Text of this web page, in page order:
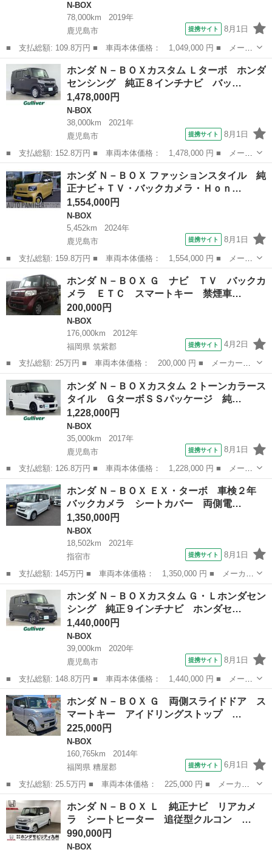
N-BOX
78,000km
2019年
鹿児島市
提携サイト 8月1日
■ 支払総額: 109.8万円 ■ 車両本体価格： 1,049,000 円 ■ メーカ
ー名： ホンダ ■ 車種名： Ｎ－ＢＯＸカスタム ■ グレード
名： Ｇ・Ｌホンダセンシング 純正ナビ ホンダセンシング 両側
パワースライ...
鹿児島 鹿児島市 N-BOX
ホンダ Ｎ－ＢＯＸカスタム Ｌターボ ホンダ
センシング 純正８インチナビ バッ…
1,478,000円
N-BOX
38,000km
2021年
鹿児島市
提携サイト 8月1日
■ 支払総額: 152.8万円 ■ 車両本体価格： 1,478,000 円 ■ メーカ
ー名： ホンダ ■ 車種名： Ｎ－ＢＯＸカスタム ■ グレード
名： Ｌターボ ホンダセンシング 純正８インチナビ バックカメ
ラ 両側パワ...
鹿児島 鹿児島市 N-BOX
ホンダ Ｎ－ＢＯＸ ファッションスタイル 純
正ナビ＋ＴＶ・バックカメラ・Ｈｏｎ…
1,554,000円
N-BOX
5,452km
2024年
鹿児島市
提携サイト 8月1日
■ 支払総額: 159.8万円 ■ 車両本体価格： 1,554,000 円 ■ メーカ
ー名： ホンダ ■ 車種名： Ｎ－ＢＯＸ ■ グレード名： ファッ
ションスタイル 純正ナビ＋ＴＶ・バックカメラ・ＨｏｎｄａＳＥＮ
ＳＩＮＧ...
鹿児島 鹿児島市 N-BOX
ホンダ Ｎ－ＢＯＸ Ｇ ナビ ＴＶ バックカ
メラ ＥＴＣ スマートキー 禁煙車…
200,000円
N-BOX
176,000km
2012年
福岡県 筑紫郡
提携サイト 4月2日
■ 支払総額: 25万円 ■ 車両本体価格： 200,000 円 ■ メーカー
名： ホンダ ■ 車種名： Ｎ－ＢＯＸ ■ グレード名： Ｇ ナ
ビ ＴＶ バックカメラ ＥＴＣ スマートキー 禁煙車 ■ 排気
量： 660cc ...
福岡 筑紫郡 N-BOX
ホンダ Ｎ－ＢＯＸカスタム ２トーンカラース
タイル ＧターボＳＳパッケージ 純…
1,228,000円
N-BOX
35,000km
2017年
鹿児島市
提携サイト 8月1日
■ 支払総額: 126.8万円 ■ 車両本体価格： 1,228,000 円 ■ メーカ
ー名： ホンダ ■ 車種名： Ｎ－ＢＯＸカスタム ■ グレード
名： ２トーンカラースタイル ＧターボＳＳパッケージ 純正ナ
ビ Ｂｌｕｅｔ...
鹿児島 鹿児島市 N-BOX
ホンダ Ｎ－ＢＯＸ ＥＸ・ターボ 車検２年
バックカメラ シートカバー 両側電…
1,350,000円
N-BOX
18,502km
2021年
指宿市
提携サイト 8月1日
■ 支払総額: 145万円 ■ 車両本体価格： 1,350,000 円 ■ メーカー
名： ホンダ ■ 車種名： Ｎ－ＢＯＸ ■ グレード名： ＥＸ・タ
ーボ 車検２年 バックカメラ シートカバー 両側電動スライドド
ア ナビ ...
鹿児島 指宿市 N-BOX
ホンダ Ｎ－ＢＯＸカスタム Ｇ・Ｌホンダセン
シング 純正９インチナビ ホンダセ…
1,440,000円
N-BOX
39,000km
2020年
鹿児島市
提携サイト 8月1日
■ 支払総額: 148.8万円 ■ 車両本体価格： 1,440,000 円 ■ メーカ
ー名： ホンダ ■ 車種名： Ｎ－ＢＯＸカスタム ■ グレード
名： Ｇ・Ｌホンダセンシング 純正９インチナビ ホンダセンシン
グ アダプテ...
鹿児島 鹿児島市 N-BOX
ホンダ Ｎ－ＢＯＸ Ｇ 両側スライドドア ス
マートキー アイドリングストップ …
225,000円
N-BOX
160,765km
2014年
福岡県 糟屋郡
提携サイト 6月1日
■ 支払総額: 25.5万円 ■ 車両本体価格： 225,000 円 ■ メーカー
名： ホンダ ■ 車種名： Ｎ－ＢＯＸ ■ グレード名： Ｇ 両側
スライドドア スマートキー アイドリングストップ 電動格納ミラ
ー ベンチシ...
福岡 糟屋郡 N-BOX
ホンダ Ｎ－ＢＯＸ Ｌ 純正ナビ リアカメ
ラ シートヒーター 追従型クルコン …
990,000円
N-BOX